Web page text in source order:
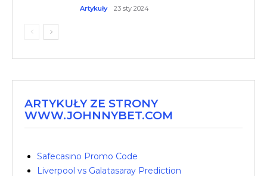
Artykuły 23 sty 2024
ARTYKUŁY ZE STRONY
WWW.JOHNNYBET.COM
Safecasino Promo Code
Liverpool vs Galatasaray Prediction